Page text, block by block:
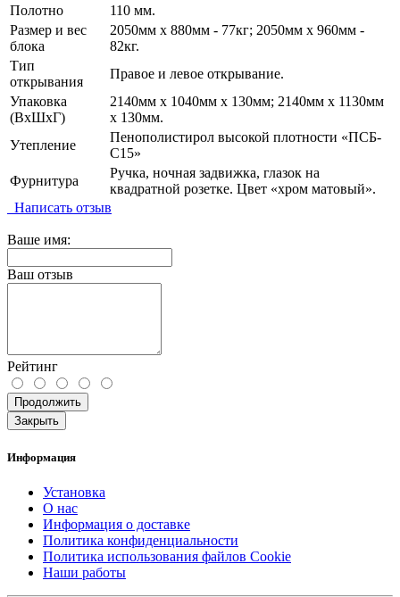
Полотно
110 мм.
Размер и вес
блока
2050мм х 880мм - 77кг; 2050мм х 960мм -
82кг.
Тип
открывания
Правое и левое открывание.
Упаковка
(ВхШхГ)
2140мм х 1040мм х 130мм; 2140мм х 1130мм
х 130мм.
Утепление
Пенополистирол высокой плотности «ПСБ-
С15»
Фурнитура
Ручка, ночная задвижка, глазок на
квадратной розетке. Цвет «хром матовый».
Написать отзыв
Ваше имя:
Ваш отзыв
Рейтинг
Продолжить
Закрыть
Информация
Установка
О нас
Информация о доставке
Политика конфиденциальности
Политика использования файлов Cookie
Наши работы